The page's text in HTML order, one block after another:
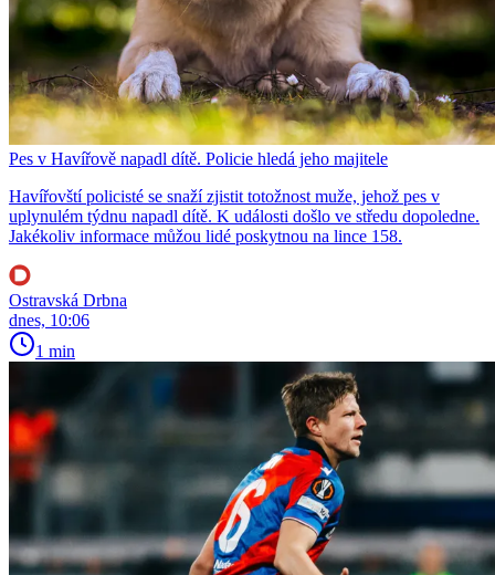
Pes v Havířově napadl dítě. Policie hledá jeho majitele
Havířovští policisté se snaží zjistit totožnost muže, jehož pes v
uplynulém týdnu napadl dítě. K události došlo ve středu dopoledne.
Jakékoliv informace můžou lidé poskytnou na lince 158.
Ostravská Drbna
dnes, 10:06
1 min